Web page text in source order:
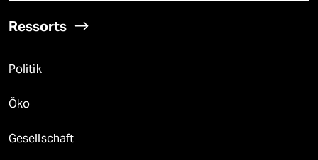
Ressorts
Politik
Öko
Gesellschaft